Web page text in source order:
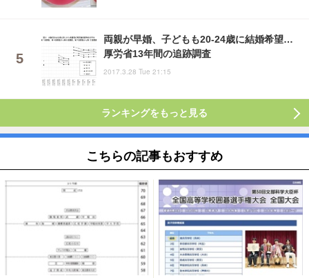
両親が早婚、子どもも20-24歳に結婚希望…
厚労省13年間の追跡調査
2017.3.28 Tue 21:15
ランキングをもっと見る
こちらの記事もおすすめ